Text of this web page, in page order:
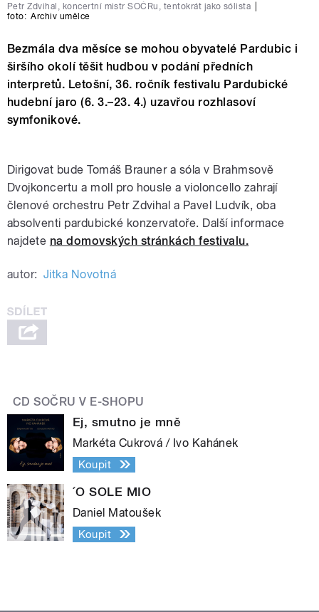
Petr Zdvihal, koncertní mistr SOČRu, tentokrát jako sólista
foto: Archiv umělce
Bezmála dva měsíce se mohou obyvatelé Pardubic i
širšího okolí těšit hudbou v podání předních
interpretů. Letošní, 36. ročník festivalu Pardubické
hudební jaro (6. 3.–23. 4.) uzavřou rozhlasoví
symfonikové.
Dirigovat bude Tomáš Brauner a sóla v Brahmsově
Dvojkoncertu a moll pro housle a violoncello zahrají
členové orchestru Petr Zdvihal a Pavel Ludvík, oba
absolventi pardubické konzervatoře. Další informace
najdete na domovských stránkách festivalu.
autor: Jitka Novotná
CD SOČRU V E-SHOPU
Ej, smutno je mně
Markéta Cukrová / Ivo Kahánek
Koupit
´O SOLE MIO
Daniel Matoušek
Koupit